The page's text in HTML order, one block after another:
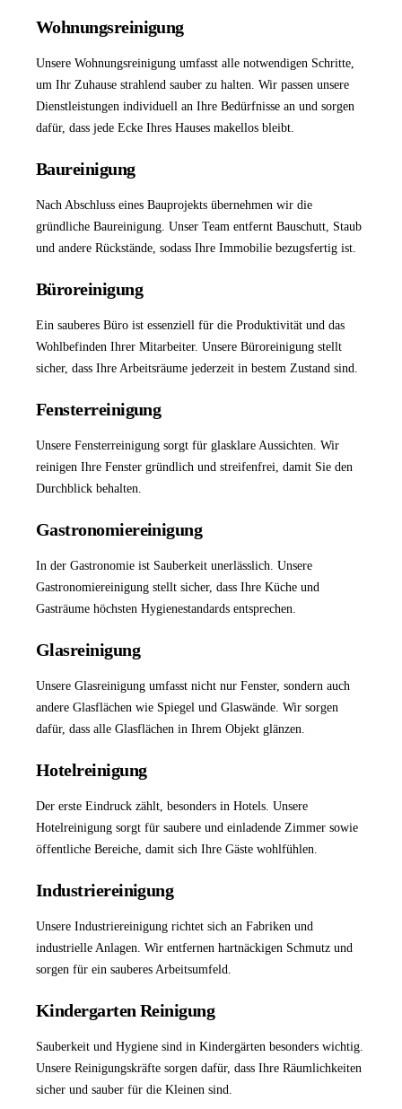
Wohnungsreinigung
Unsere Wohnungsreinigung umfasst alle notwendigen Schritte,
um Ihr Zuhause strahlend sauber zu halten. Wir passen unsere
Dienstleistungen individuell an Ihre Bedürfnisse an und sorgen
dafür, dass jede Ecke Ihres Hauses makellos bleibt.
Baureinigung
Nach Abschluss eines Bauprojekts übernehmen wir die
gründliche Baureinigung. Unser Team entfernt Bauschutt, Staub
und andere Rückstände, sodass Ihre Immobilie bezugsfertig ist.
Büroreinigung
Ein sauberes Büro ist essenziell für die Produktivität und das
Wohlbefinden Ihrer Mitarbeiter. Unsere Büroreinigung stellt
sicher, dass Ihre Arbeitsräume jederzeit in bestem Zustand sind.
Fensterreinigung
Unsere Fensterreinigung sorgt für glasklare Aussichten. Wir
reinigen Ihre Fenster gründlich und streifenfrei, damit Sie den
Durchblick behalten.
Gastronomiereinigung
In der Gastronomie ist Sauberkeit unerlässlich. Unsere
Gastronomiereinigung stellt sicher, dass Ihre Küche und
Gasträume höchsten Hygienestandards entsprechen.
Glasreinigung
Unsere Glasreinigung umfasst nicht nur Fenster, sondern auch
andere Glasflächen wie Spiegel und Glaswände. Wir sorgen
dafür, dass alle Glasflächen in Ihrem Objekt glänzen.
Hotelreinigung
Der erste Eindruck zählt, besonders in Hotels. Unsere
Hotelreinigung sorgt für saubere und einladende Zimmer sowie
öffentliche Bereiche, damit sich Ihre Gäste wohlfühlen.
Industriereinigung
Unsere Industriereinigung richtet sich an Fabriken und
industrielle Anlagen. Wir entfernen hartnäckigen Schmutz und
sorgen für ein sauberes Arbeitsumfeld.
Kindergarten Reinigung
Sauberkeit und Hygiene sind in Kindergärten besonders wichtig.
Unsere Reinigungskräfte sorgen dafür, dass Ihre Räumlichkeiten
sicher und sauber für die Kleinen sind.